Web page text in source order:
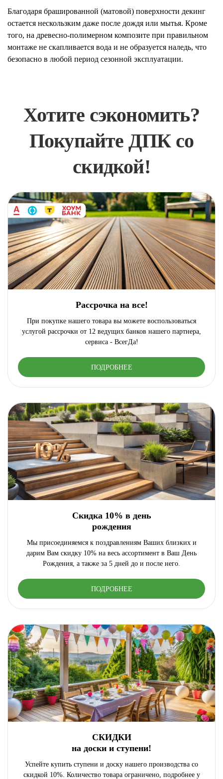
Благодаря брашированной (матовой) поверхности декинг
остается нескользким даже после дождя или мытья. Кроме
того, на древесно-полимерном композите при правильном
монтаже не скапливается вода и не образуется наледь, что
безопасно в любой период сезонной эксплуатации.
Хотите сэкономить?
Покупайте ДПК со
скидкой!
Рассрочка на все!
При покупке нашего товара вы можете воспользоваться
услугой рассрочки от 12 ведущих банков нашего партнера,
сервиса - ВсегДа!
ПОДРОБНЕЕ
Скидка 10% в день
рождения
Мы присоединяемся к поздравлениям Ваших близких и
дарим Вам скидку 10% на весь ассортимент в Ваш День
Рождения, а также за 5 дней до и после него.
ПОДРОБНЕЕ
СКИДКИ
на доски и ступени!
Успейте купить ступени и доску нашего производства со
скидкой 10%. Количество товара ограничено, подробнее у